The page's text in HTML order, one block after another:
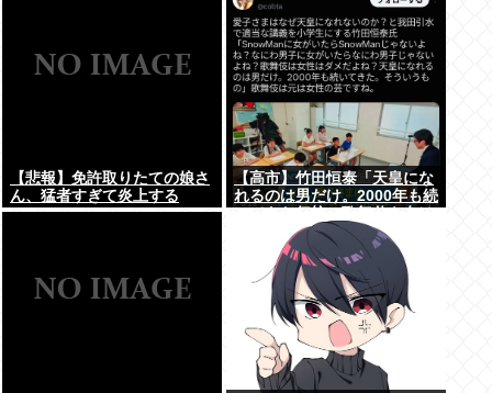
【悲報】免許取りたての娘さ
ん、猛者すぎて炎上する
www
【高市】竹田恒泰「天皇にな
れるのは男だけ。2000年も続
駄目だよね？」